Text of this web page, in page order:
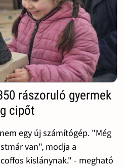
rászoruló gyermek
cipőt
egy új számítógép. "Még
van", modja a
kislánynak." - megható